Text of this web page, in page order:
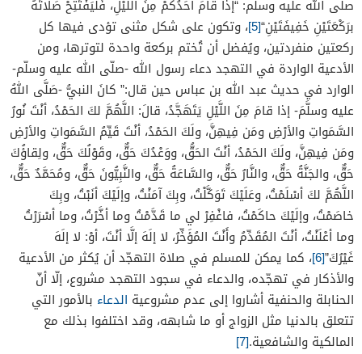
صلّى الله عليه وسلّم: “إذا قامَ أحَدُكُمْ مِنَ اللَّيْلِ، فَلْيَفْتَتِحْ صَلاتَهُ
برَكْعَتَيْنِ خَفِيفَتَيْنِ“
[5] ، وتكون على شكل مثنى تؤدى فيها كل
ركعتين منفردتين، ويُفضل أن تُختم بركعة واحدة لتوترها، ومن
الأدعية الواردة في التهجد دعاء رسول الله -صلّى الله عليه وسلّم-
الوارد في حديث عبد الله بن عباس حين قال:” كانَ النبيُّ-صَلَّى اللهُ
عليه وسلَّمَ-إذا قامَ مِنَ اللَّيْلِ يَتَهَجَّدُ، قالَ: اللَّهُمَّ لكَ الحَمْدُ، أنْتَ نُورُ
السَّمَواتِ والأرْضِ ومَن فِيهِنَّ، ولَكَ الحَمْدُ، أنْتَ قَيِّمُ السَّمَواتِ والأرْضِ
ومَن فِيهِنَّ، ولَكَ الحَمْدُ، أنْتَ الحَقُّ، ووَعْدُكَ حَقٌّ، وقَوْلُكَ حَقٌّ، ولِقاؤُكَ
حَقٌّ، والجَنَّةُ حَقٌّ، والنَّارُ حَقٌّ، والسَّاعَةُ حَقٌّ، والنَّبِيُّونَ حَقٌّ، ومُحَمَّدٌ حَقٌّ،
اللَّهُمَّ لكَ أسْلَمْتُ، وعَلَيْكَ تَوَكَّلْتُ، وبِكَ آمَنْتُ، وإلَيْكَ أنَبْتُ، وبِكَ
خاصَمْتُ، وإلَيْكَ حاكَمْتُ، فاغْفِرْ لي ما قَدَّمْتُ وما أخَّرْتُ، وما أسْرَرْتُ
وما أعْلَنْتُ، أنْتَ المُقَدِّمُ وأَنْتَ المُؤَخِّرُ، لا إلَهَ إلَّا أنْتَ، أوْ: لا إلَهَ
غَيْرُكَ”[6] ، كما يمكن للمسلم في صلاة التهجّد أن يُكثر من الأدعية
والأذكار في تهجّده، والدعاء في سجود التهجد مشروع، إلّا أنّ
الحنابلة والحنفية أشاروا إلى عدم مشروعية الدعاء بالأمور التي
تتعلق بالدنيا مثل الزواج أو ما شابهه، وقد اختلفوا بذلك مع
المالكية والشافعية.[7]